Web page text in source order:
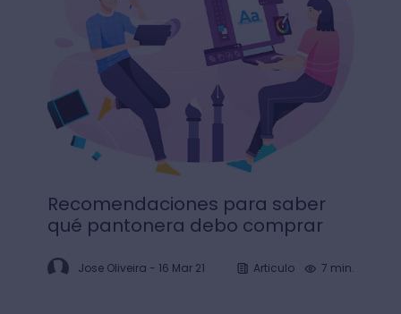
Recomendaciones para saber
qué pantonera debo comprar
Jose Oliveira - 16 Mar 21 Articulo 7 min.